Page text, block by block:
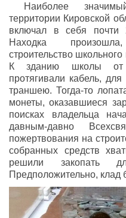
Наиболее
территории Кировской
включал в себя почти
Находка
строительство
К зданию школы от
протягивали кабель,
траншею. Тогда-то
монеты, оказавшиеся
поисках владельца
давным-давно
пожертвования на
собранных средств
решили закопать
Предположительно, клад